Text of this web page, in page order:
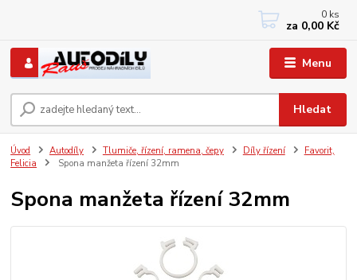
Menu
Hledat
+420 733767377
PO-PÁ: 8 - 12, 13 - 17
0 ks
za 0,00 Kč
Úvod Autodíly Tlumiče, řízení, ramena, čepy Díly řízení
Favorit,
Felicia
Spona manžeta řízení 32mm
Spona manžeta řízení 32mm